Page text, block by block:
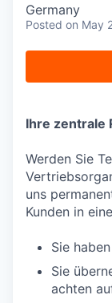
Germany
Posted on May
Ihre zentrale
Werden Sie
uns
Kunden in
Sie
Sie
achten